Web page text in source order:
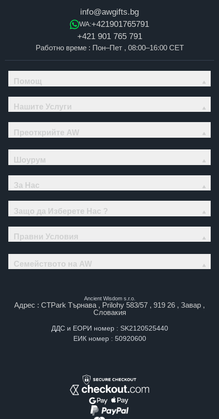
info@awgifts.bg
WA:+421901765791
+421 901 765 791
Работно време : Пон–Пет , 08:00–16:00 CET
Помощ
Нашите Услуги
Преоткрийте AW
Шоурум
За Нас
Защо да Изберете Нас ?
Правни Условия
Семейството на AW
Ancient Wisdom s.r.o.
Адрес : CTPark Търнава , Prilohy 583/57 , 919 26 , Завар ,
Словакия
ДДС и ЕОРИ номер : SK2120525440
ЕИК номер : 50920600